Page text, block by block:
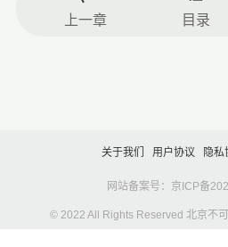
上一章 目录
关于我们 用户协议 隐私
网站备案号：京ICP备
© 2022 All Rights Reserved 北京不